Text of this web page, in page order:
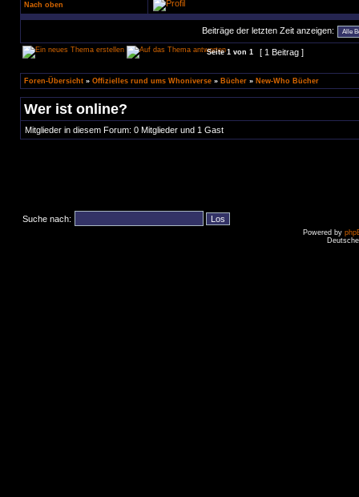
Nach oben
Beiträge der letzten Zeit anzeigen:
Seite1 von 1 [ 1 Beitrag ]
Foren-Übersicht » Offizielles rund ums Whoniverse » Bücher » New-Who Bücher
Wer ist online?
Mitglieder in diesem Forum: 0 Mitglieder und 1 Gast
Suche nach:
Powered by